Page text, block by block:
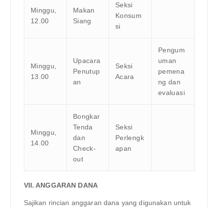
Minggu,
12.00
Makan
Siang
Seksi
Konsum
si
Minggu,
13.00
Upacara
Penutup
an
Seksi
Acara
Pengum
uman
pemena
ng dan
evaluasi
Minggu,
14.00
Bongkar
Tenda
dan
Check-
out
Seksi
Perlengk
apan
VII. ANGGARAN DANA
Sajikan rincian anggaran dana yang digunakan untuk